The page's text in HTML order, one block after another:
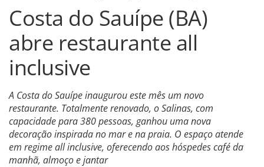
Costa do Sauípe (BA)
abre restaurante all
inclusive
A Costa do Sauípe inaugurou este mês um novo
restaurante. Totalmente renovado, o Salinas, com
capacidade para 380 pessoas, ganhou uma nova
decoração inspirada no mar e na praia. O espaço atende
em regime all inclusive, oferecendo aos hóspedes café da
manhã, almoço e jantar